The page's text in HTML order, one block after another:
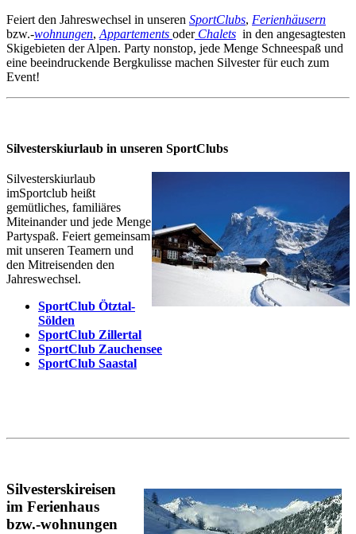
Feiert den Jahreswechsel in unseren SportClubs, Ferienhäusern
bzw.-wohnungen, Appartements oder Chalets in den angesagtesten
Skigebieten der Alpen. Party nonstop, jede Menge Schneespaß und
eine beeindruckende Bergkulisse machen Silvester für euch zum
Event!
Silvesterskiurlaub in unseren SportClubs
Silvesterskiurlaub
imSportclub heißt
gemütliches, familiäres
Miteinander und jede Menge
Partyspaß. Feiert gemeinsam
mit unseren Teamern und
den Mitreisenden den
Jahreswechsel.
SportClub Ötztal-
Sölden
SportClub Zillertal
SportClub Zauchensee
SportClub Saastal
Silvesterskireisen
im Ferienhaus
bzw.-wohnungen